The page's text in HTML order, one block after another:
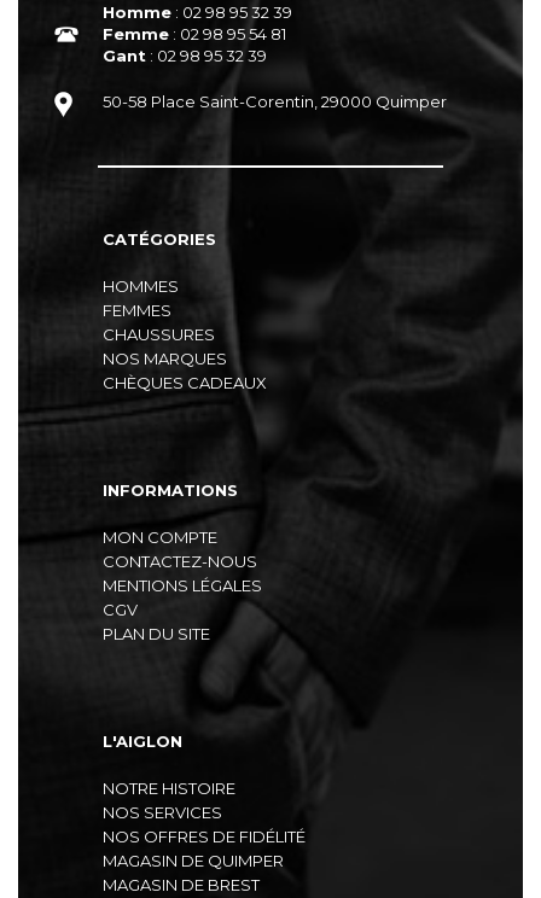
Homme : 02 98 95 32 39
Femme : 02 98 95 54 81
Gant : 02 98 95 32 39
50-58 Place Saint-Corentin, 29000 Quimper
CATÉGORIES
HOMMES
FEMMES
CHAUSSURES
NOS MARQUES
CHÈQUES CADEAUX
INFORMATIONS
MON COMPTE
CONTACTEZ-NOUS
MENTIONS LÉGALES
CGV
PLAN DU SITE
L'AIGLON
NOTRE HISTOIRE
NOS SERVICES
NOS OFFRES DE FIDÉLITÉ
MAGASIN DE QUIMPER
MAGASIN DE BREST